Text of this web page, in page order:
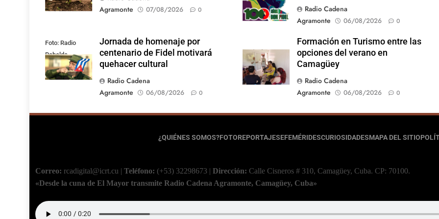
Agramonte
07/08/2026 0
Radio Cadena
Agramonte
06/08/2026 0
Foto: Radio
Rebelde
Jornada de homenaje por
centenario de Fidel motivará
quehacer cultural
Radio Cadena
Agramonte
06/08/2026 0
Formación en Turismo entre las
opciones del verano en
Camagüey
Radio Cadena
Agramonte
06/08/2026 0
¿QUIÉNES SOMOS?FOTOREPORTAJESEFEMÉRIDESCURIOSIDADESMAPA DEL SITIO
Correo: rcadigital@icrt.cu | Teléfono: (+53) 32298673 | Dirección: Calle Cisneros # 310, Camagüey, Cuba. CP: 70100.
«Desde la cuna de El Mayor transmite Radio Cadena Agramonte, Camagüey, Cuba»